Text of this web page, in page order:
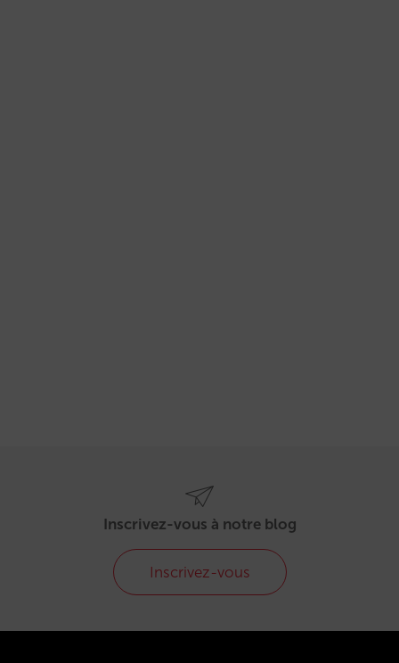
Inscrivez-vous à notre blog
Inscrivez-vous